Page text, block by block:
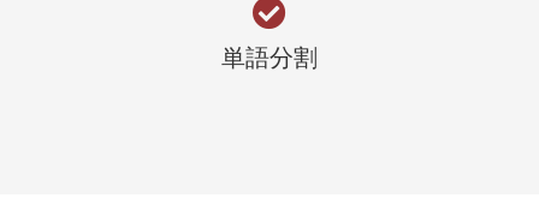
単語分割